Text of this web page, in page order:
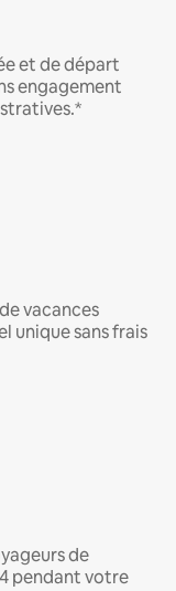
et de départ
engagement
vacances
unique sans frais
de
pendant votre